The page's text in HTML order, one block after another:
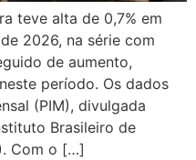
teve alta de 0,7% em
2026, na série com
de aumento,
período. Os dados
(PIM), divulgada
Brasileiro de
Com o […]